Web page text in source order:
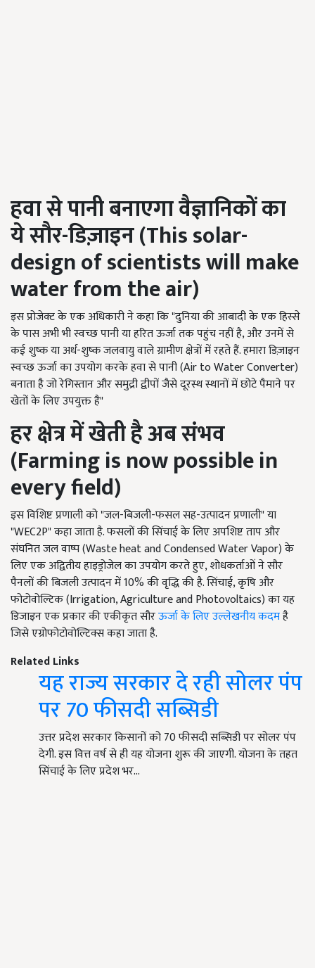
हवा से पानी बनाएगा वैज्ञानिकों का
ये सौर-डिज़ाइन (This solar-
design of scientists will make
water from the air)
इस प्रोजेक्ट के एक अधिकारी ने कहा कि "दुनिया की आबादी के एक हिस्से
के पास अभी भी स्वच्छ पानी या हरित ऊर्जा तक पहुंच नहीं है, और उनमें से
कई शुष्क या अर्ध-शुष्क जलवायु वाले ग्रामीण क्षेत्रों में रहते हैं. हमारा डिज़ाइन
स्वच्छ ऊर्जा का उपयोग करके हवा से पानी (Air to Water Converter)
बनाता है जो रेगिस्तान और समुद्री द्वीपों जैसे दूरस्थ स्थानों में छोटे पैमाने पर
खेतों के लिए उपयुक्त है"
हर क्षेत्र में खेती है अब संभव
(Farming is now possible in
every field)
इस विशिष्ट प्रणाली को "जल-बिजली-फसल सह-उत्पादन प्रणाली" या
"WEC2P" कहा जाता है. फसलों की सिंचाई के लिए अपशिष्ट ताप और
संघनित जल वाष्प (Waste heat and Condensed Water Vapor) के
लिए एक अद्वितीय हाइड्रोजेल का उपयोग करते हुए, शोधकर्ताओं ने सौर
पैनलों की बिजली उत्पादन में 10% की वृद्धि की है. सिंचाई, कृषि और
फोटोवोल्टिक (Irrigation, Agriculture and Photovoltaics) का यह
डिजाइन एक प्रकार की एकीकृत सौरऊर्जा के लिए उल्लेखनीय कदमहै
जिसे एग्रोफोटोवोल्टिक्स कहा जाता है.
Related Links
यह राज्य सरकार दे रही सोलर पंप
पर 70 फीसदी सब्सिडी
उत्तर प्रदेश सरकार किसानों को 70 फीसदी सब्सिडी पर सोलर पंप
देगी. इस वित्त वर्ष से ही यह योजना शुरू की जाएगी. योजना के तहत
सिंचाई के लिए प्रदेश भर…